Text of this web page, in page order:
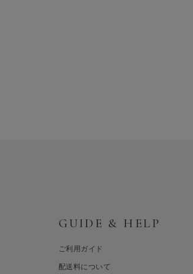
GUIDE & HELP
ご利用ガイド
配送料について